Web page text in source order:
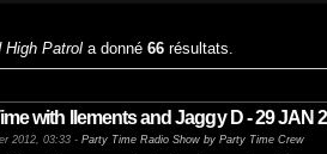
High Patrol a donné 66 résultats.
with Ilements and Jaggy D - 29 JAN
2012, 03:33 - Party Time Radio Show by Party Time Crew